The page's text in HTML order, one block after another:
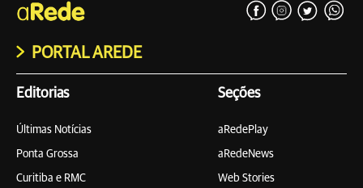
PORTAL AREDE
Editorias
Últimas Notícias
Ponta Grossa
Curitiba e RMC
Seções
aRedePlay
aRedeNews
Web Stories